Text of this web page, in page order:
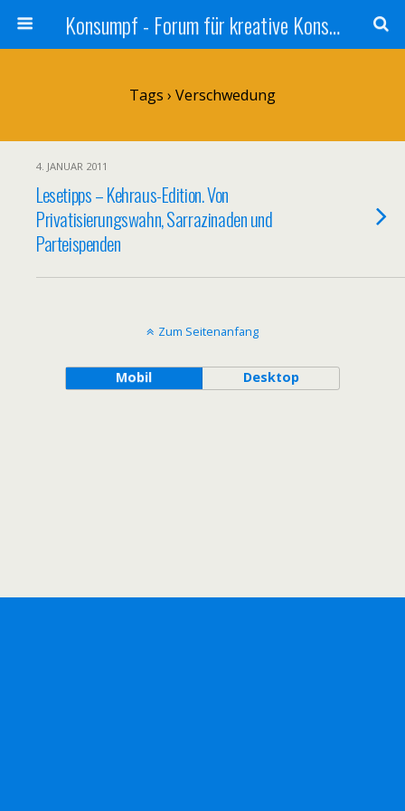
Konsumpf - Forum für kreative Konsumkritik - Culture Jamming, Nachhaltigkeit, Konzernkritik, Adbusting
Tags › Verschwedung
4. JANUAR 2011
Lesetipps – Kehraus-Edition. Von
Privatisierungswahn, Sarrazinaden und
Parteispenden
Zum Seitenanfang
Mobil Desktop